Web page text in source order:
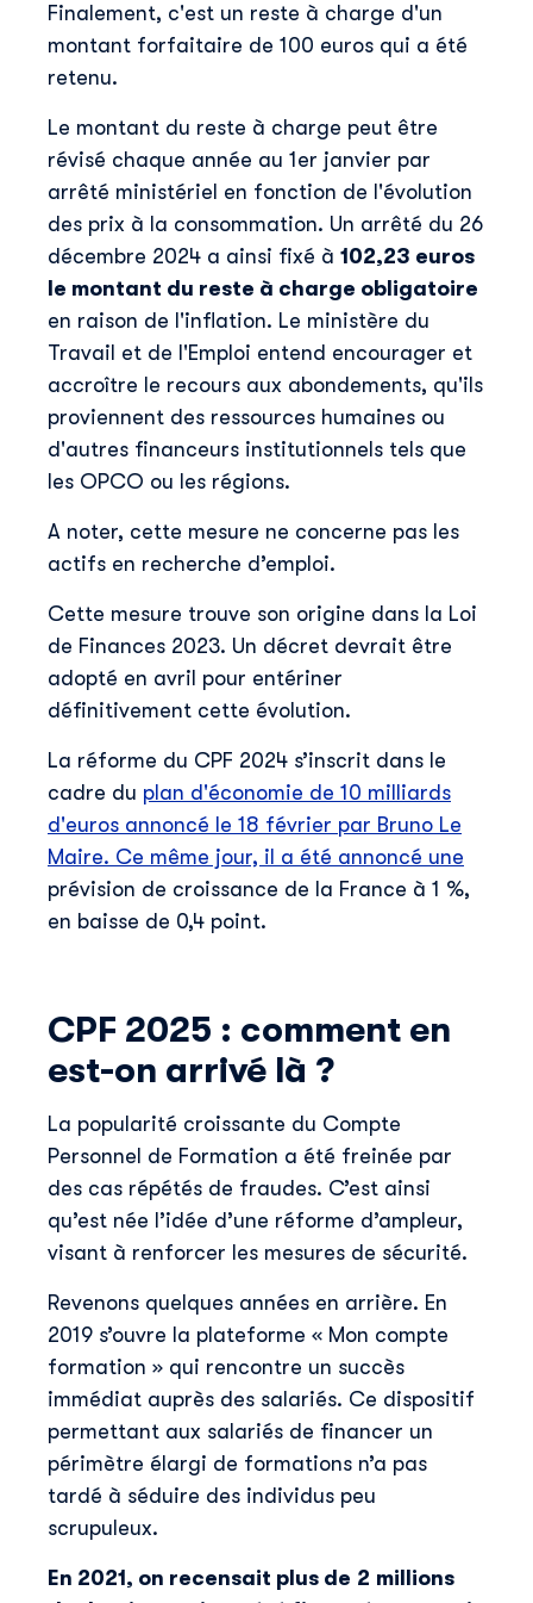
Finalement, c'est un reste à charge d'un
montant forfaitaire de 100 euros qui a été
retenu.
Le montant du reste à charge peut être
révisé chaque année au 1er janvier par
arrêté ministériel en fonction de l'évolution
des prix à la consommation. Un arrêté du 26
décembre 2024 a ainsi fixé à 102,23 euros
le montant du reste à charge obligatoire
en raison de l'inflation. Le ministère du
Travail et de l'Emploi entend encourager et
accroître le recours aux abondements, qu'ils
proviennent des ressources humaines ou
d'autres financeurs institutionnels tels que
les OPCO ou les régions.
A noter, cette mesure ne concerne pas les
actifs en recherche d’emploi.
Cette mesure trouve son origine dans la Loi
de Finances 2023. Un décret devrait être
adopté en avril pour entériner
définitivement cette évolution.
La réforme du CPF 2024 s’inscrit dans le
cadre du plan d'économie de 10 milliards
d'euros annoncé le 18 février par Bruno Le
Maire. Ce même jour, il a été annoncé une
prévision de croissance de la France à 1 %,
en baisse de 0,4 point.
CPF 2025 : comment en
est-on arrivé là ?
La popularité croissante du Compte
Personnel de Formation a été freinée par
des cas répétés de fraudes. C’est ainsi
qu’est née l’idée d’une réforme d’ampleur,
visant à renforcer les mesures de sécurité.
Revenons quelques années en arrière. En
2019 s’ouvre la plateforme « Mon compte
formation » qui rencontre un succès
immédiat auprès des salariés. Ce dispositif
permettant aux salariés de financer un
périmètre élargi de formations n’a pas
tardé à séduire des individus peu
scrupuleux.
En 2021, on recensait plus de 2 millions